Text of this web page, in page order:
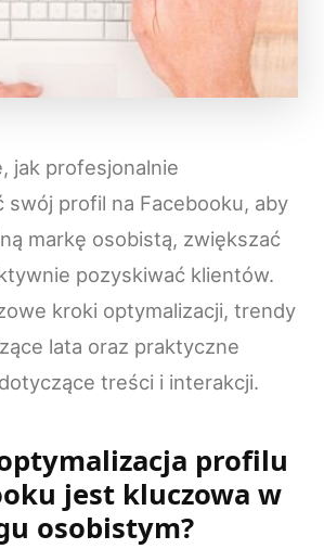
jak profesjonalnie
swój profil na Facebooku, aby
markę osobistą, zwiększać
pozyskiwać klientów.
kroki optymalizacji, trendy
lata oraz praktyczne
treści i interakcji.
profilu
jest kluczowa w
osobistym?